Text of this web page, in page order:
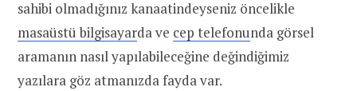
sahibi olmadığınız kanaatindeyseniz öncelikle
masaüstü bilgisayarda ve cep telefonunda görsel
aramanın nasıl yapılabileceğine değindiğimiz
yazılara göz atmanızda fayda var.